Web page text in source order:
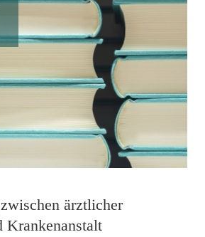
ärztlicher
Krankenanstalt